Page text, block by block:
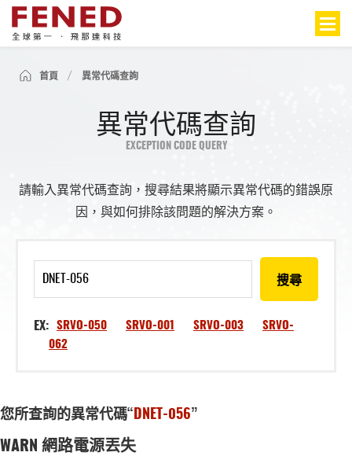
首頁 異常代碼查詢
異常代碼查詢
EXCEPTION CODE QUERY
請輸入異常代碼查詢，搜尋結果將顯示異常代碼的錯誤原
因，與如何排除該問題的解決方案。
搜尋
EX: SRVO-050 SRVO-001 SRVO-003
SRVO-
062
您所查詢的異常代碼“ DNET-056”
WARN 網路電源丟失